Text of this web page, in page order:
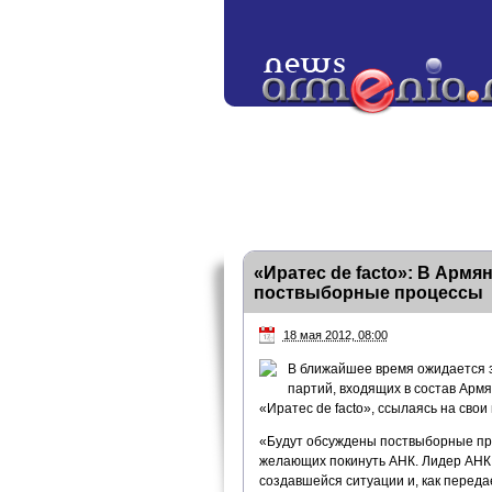
«Иратес de facto»: В
поствыборные процессы
18 мая 2012, 08:00
В ближайшее время ожидается
партий, входящих в состав
«Иратес de facto», ссылаясь на свои
«Будут обсуждены поствыборные
желающих покинуть АНК. Лидер АНК
создавшейся ситуации и, как